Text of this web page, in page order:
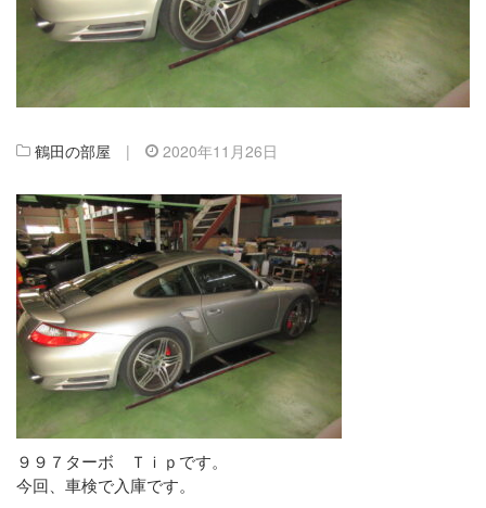
鶴田の部屋 | 2020年11月26日
９９７ターボ Ｔｉｐです。
今回、車検で入庫です。